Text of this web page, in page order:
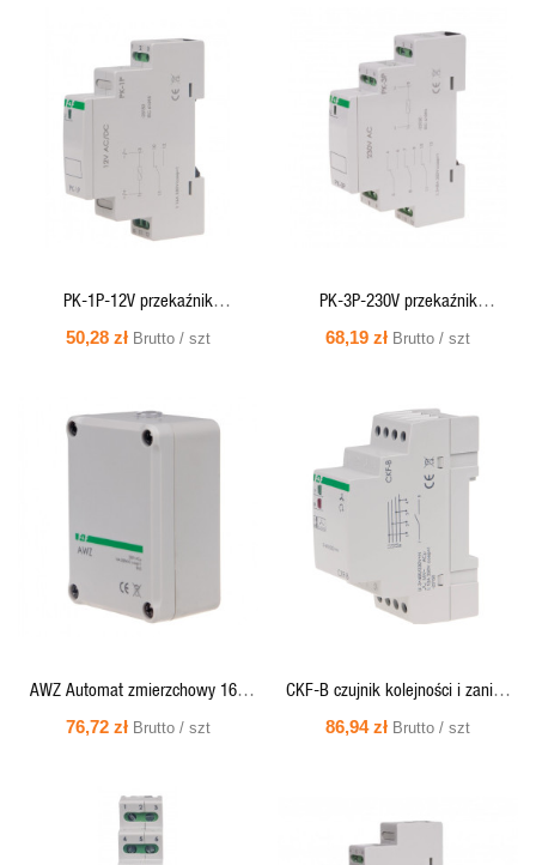
SZYBKI
PODGLĄD
PK-1P-12V przekaźnik
elektromagnetyczny
50,28 zł Brutto / szt
SZYBKI
PODGLĄD
PK-3P-230V przekaźnik
elektromagnetyczny PK-3P 230V
68,19 zł Brutto / szt
AWZ Automat zmierzchowy 16A
230V (z wewnętrznym czujnikiem
76,72 zł Brutto / szt
SZYBKI
PODGLĄD
CKF-B czujnik kolejności i zaniku
faz, montaż na szynie DIN
86,94 zł Brutto / szt
SZYBKI SZYBKI